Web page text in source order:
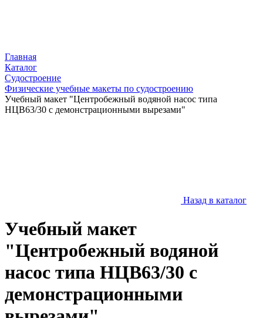
Главная
Каталог
Судостроение
Физические учебные макеты по судостроению
Учебный макет "Центробежный водяной насос типа
НЦВ63/30 с демонстрационными вырезами"
Назад в каталог
Учебный макет
"Центробежный водяной
насос типа НЦВ63/30 с
демонстрационными